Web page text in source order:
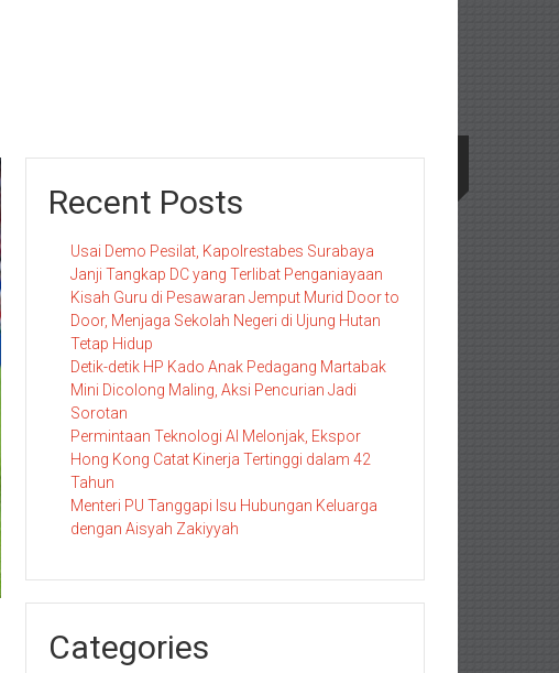
Recent Posts
Usai Demo Pesilat, Kapolrestabes Surabaya
Janji Tangkap DC yang Terlibat Penganiayaan
Kisah Guru di Pesawaran Jemput Murid Door to
Door, Menjaga Sekolah Negeri di Ujung Hutan
Tetap Hidup
Detik-detik HP Kado Anak Pedagang Martabak
Mini Dicolong Maling, Aksi Pencurian Jadi
Sorotan
Permintaan Teknologi AI Melonjak, Ekspor
Hong Kong Catat Kinerja Tertinggi dalam 42
Tahun
Menteri PU Tanggapi Isu Hubungan Keluarga
dengan Aisyah Zakiyyah
Categories